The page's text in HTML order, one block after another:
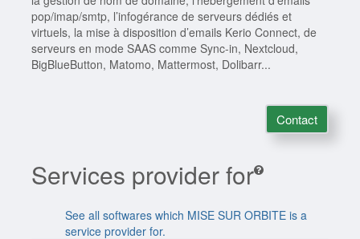
pop/imap/smtp, l’infogérance de serveurs dédiés et
virtuels, la mise à disposition d’emails Kerio Connect, de
serveurs en mode SAAS comme Sync-in, Nextcloud,
BigBlueButton, Matomo, Mattermost, Dolibarr...
Contact
Services provider for
See all softwares which MISE SUR ORBITE is a
service provider for.